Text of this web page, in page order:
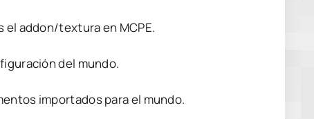
el addon/textura en MCPE.
del mundo.
importados para el mundo.